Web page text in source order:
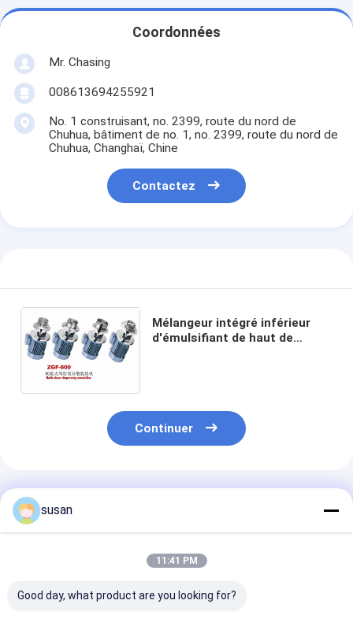
Coordonnées
Mr. Chasing
008613694255921
No. 1 construisant, no. 2399, route du nord de
Chuhua, bâtiment de no. 1, no. 2399, route du nord de
Chuhua, Changhaï, Chine
Contactez
Mélangeur intégré inférieur
d'émulsifiant de haut de
Continuer
Produits Recommandés
susan
11:41 PM
Good day, what product are you looking for?